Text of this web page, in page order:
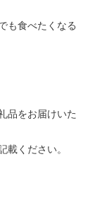
も食べたくなる
品をお届けいた
載ください。